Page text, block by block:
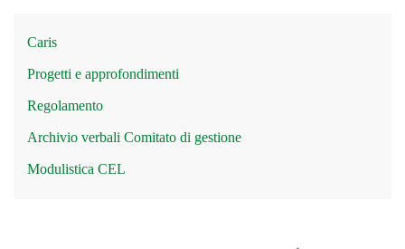
Caris
Progetti e approfondimenti
Regolamento
Archivio verbali Comitato di gestione
Modulistica CEL